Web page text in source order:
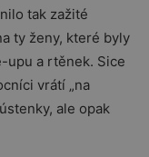
tak zažité
ty ženy, které byly
upu a rtěnek. Sice
vrátí „na
ale opak